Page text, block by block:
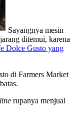
Sayangnya mesin
ditemui, karena
Dolce Gusto yang
di Farmers Market
rupanya menjual